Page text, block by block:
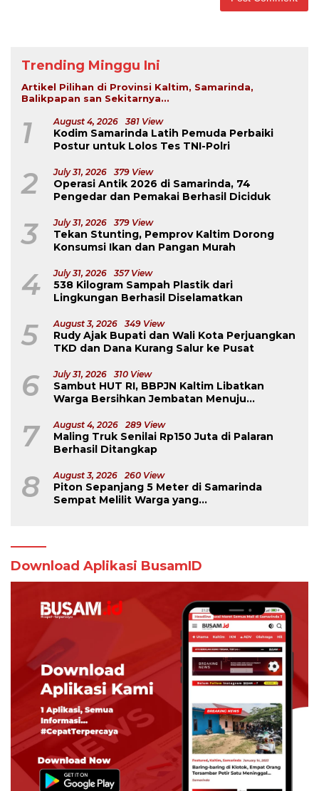
Trending Minggu Ini
Artikel Pilihan di Provinsi Kaltim, Samarinda,
Balikpapan san Sekitarnya...
1 August 4, 2026 381 View
Kodim Samarinda Latih Pemuda Perbaiki
Postur untuk Lolos Tes TNI-Polri
2 July 31, 2026 379 View
Operasi Antik 2026 di Samarinda, 74
Pengedar dan Pemakai Berhasil Diciduk
3 July 31, 2026 379 View
Tekan Stunting, Pemprov Kaltim Dorong
Konsumsi Ikan dan Pangan Murah
4 July 31, 2026 357 View
538 Kilogram Sampah Plastik dari
Lingkungan Berhasil Diselamatkan
5 August 3, 2026 349 View
Rudy Ajak Bupati dan Wali Kota Perjuangkan
TKD dan Dana Kurang Salur ke Pusat
6 July 31, 2026 310 View
Sambut HUT RI, BBPJN Kaltim Libatkan
Warga Bersihkan Jembatan Menuju
7 August 4, 2026 289 View
Maling Truk Senilai Rp150 Juta di Palaran
Berhasil Ditangkap
8 August 3, 2026 260 View
Piton Sepanjang 5 Meter di Samarinda
Sempat Melilit Warga yang
Download Aplikasi BusamID